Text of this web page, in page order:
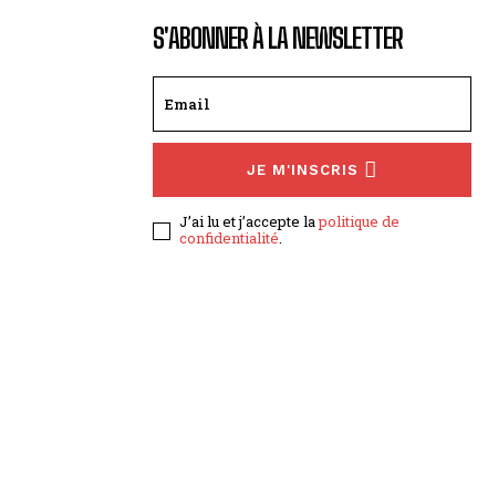
S'ABONNER À LA NEWSLETTER
JE M'INSCRIS
J’ai lu et j’accepte lapolitique de
confidentialité.